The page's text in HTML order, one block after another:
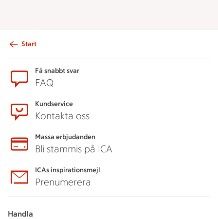
Start
Få snabbt svar
FAQ
Kundservice
Kontakta oss
Massa erbjudanden
Bli stammis på ICA
ICAs inspirationsmejl
Prenumerera
Handla